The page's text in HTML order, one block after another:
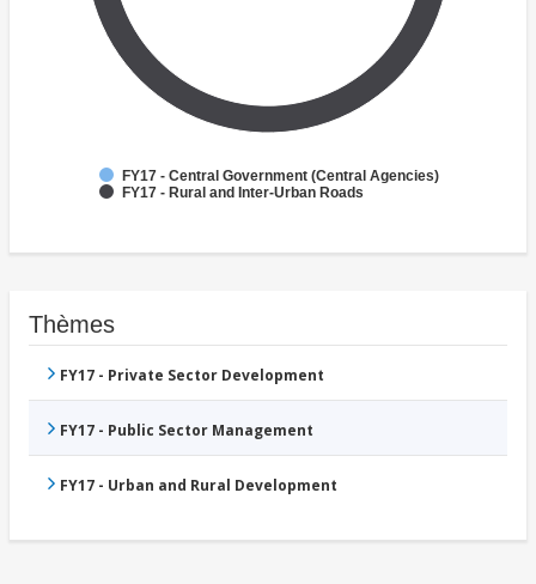
FY17 - Central Government (Central Agencies)
FY17 - Rural and Inter-Urban Roads
Thèmes
FY17 - Private Sector Development
FY17 - Public Sector Management
FY17 - Urban and Rural Development